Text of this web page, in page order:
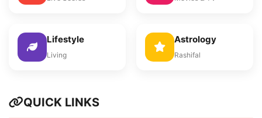
Lifestyle
Living
Astrology
Rashifal
QUICK LINKS